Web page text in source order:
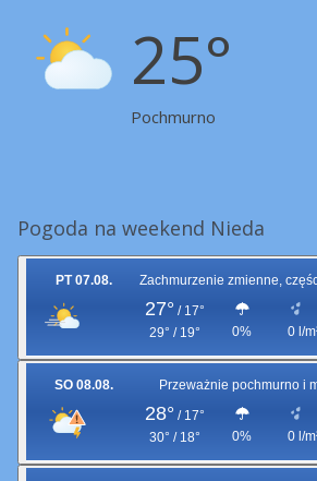
25°
Pochmurno
Pogoda na weekend Nieda
PT 07.08. Zachmurzenie zmienne,
27° / 17°
29° / 19°
0% 0 l/
SO 08.08. Przeważnie pochmurno i
28° / 17°
30° / 18°
0% 0 l/